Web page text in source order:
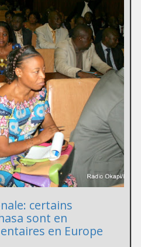
certains
sont en
en Europe